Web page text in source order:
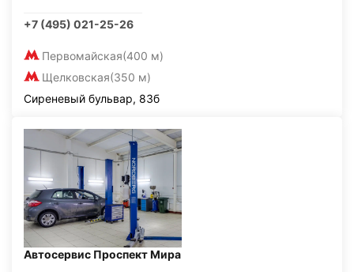
+7 (495) 021-25-26
Первомайская(400 м)
Щелковская(350 м)
Сиреневый бульвар, 83б
Автосервис Проспект Мира